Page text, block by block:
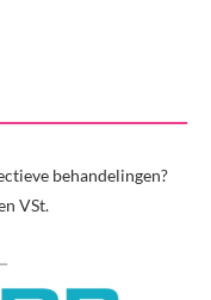
behandelingen?
VSt.